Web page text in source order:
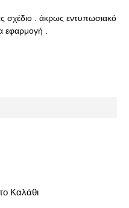
σχέδιο . άκρως εντυπωσιακό
εφαρμογή .
Καλάθι